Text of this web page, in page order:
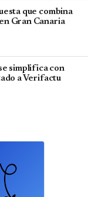
que combina
Gran Canaria
simplifica con
a Verifactu